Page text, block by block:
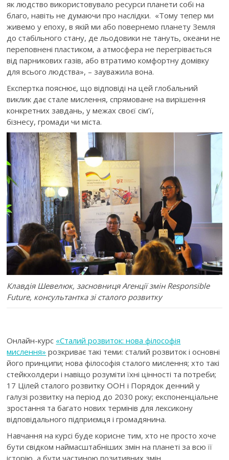
як людство використовувало ресурси планети собі на
благо, навіть не думаючи про наслідки. «Тому тепер ми
живемо у епоху, в якій ми або повернемо планету Земля
до стабільного стану, де льодовики не тануть, океани не
переповнені пластиком, а атмосфера не перегрівається
від парникових газів, або втратимо комфортну домівку
для всього людства», – зауважила вона.
Експертка пояснює, що відповіді на цей глобальний
виклик дає стале мислення, спрямоване на вирішення
конкретних завдань, у межах своєї сім’ї,
бізнесу, громади чи міста.
Клавдія Шевелюк, засновниця Агенції змін Responsible
Future, консультантка зі сталого розвитку
Онлайн-курс «Сталий розвиток: нова філософія
мислення» розкриває такі теми: сталий розвиток і основні
його принципи; нова філософія сталого мислення; хто такі
стейкхолдери і навіщо розуміти їхні цінності та потреби;
17 Цілей сталого розвитку ООН і Порядок денний у
галузі розвитку на період до 2030 року; експоненціальне
зростання та багато нових термінів для лексикону
відповідального підприємця і громадянина.
Навчання на курсі буде корисне тим, хто не просто хоче
бути свідком наймасштабніших змін на планеті за всю її